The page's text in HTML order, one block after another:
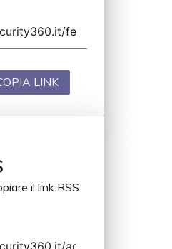
LINK
il link RSS